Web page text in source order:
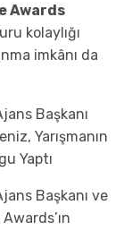
Awards
kolaylığı
imkânı da
Başkanı
Yarışmanın
Yaptı
Başkanı ve